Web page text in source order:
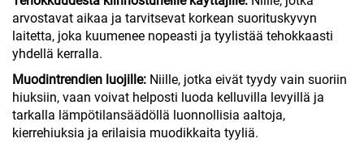
arvostavat aikaa ja tarvitsevat korkean suorituskyvyn
laitetta, joka kuumenee nopeasti ja tyylistää tehokkaasti
yhdellä kerralla.
Muodintrendien luojille: Niille, jotka eivät tyydy vain suoriin
hiuksiin, vaan voivat helposti luoda kelluvilla levyillä ja
tarkalla lämpötilansäädöllä luonnollisia aaltoja,
kierrehiuksia ja erilaisia muodikkaita tyyliä.